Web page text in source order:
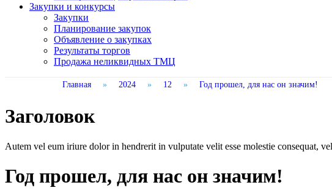
Закупки и конкурсы
Закупки
Планирование закупок
Объявление о закупках
Результаты торгов
Продажа неликвидных ТМЦ
Главная » 2024 » 12 » Год прошел, для нас он значим!
Заголовок
Autem vel eum iriure dolor in hendrerit in vulputate velit esse molestie consequat,
Год прошел, для нас он значим!